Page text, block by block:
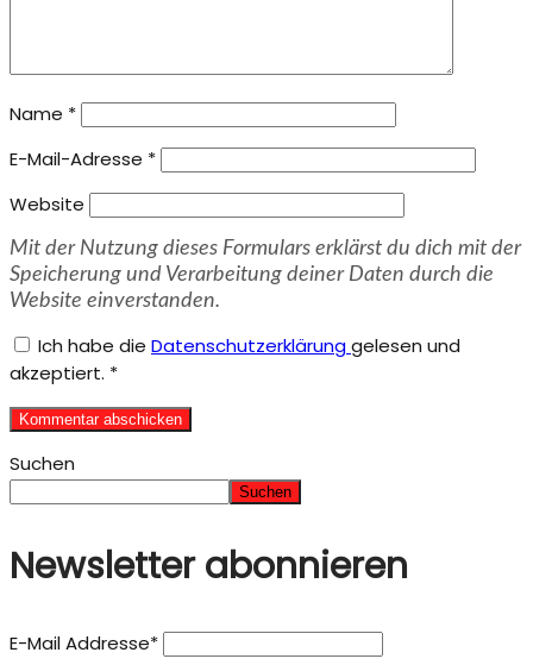
Name *
E-Mail-Adresse *
Website
Mit der Nutzung dieses Formulars erklärst du dich mit der
Speicherung und Verarbeitung deiner Daten durch die
Website einverstanden.
Ich habe die Datenschutzerklärunggelesen und
akzeptiert. *
Suchen
Suchen
Newsletter abonnieren
E-Mail Addresse*